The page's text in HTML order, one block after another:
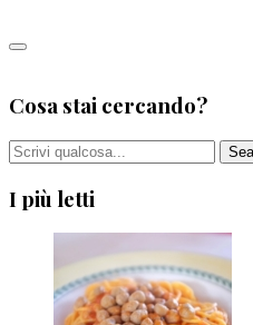
Cosa stai cercando?
I più letti